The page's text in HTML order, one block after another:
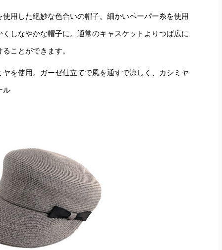
用した絶妙な色合いの帽子。細かいペーパー糸を使用
しなやかな帽子に。通常のキャスケットよりつば広に
ことができます。
を使用。ガーゼ仕立てで風を通すで涼しく、カシミヤ
ル